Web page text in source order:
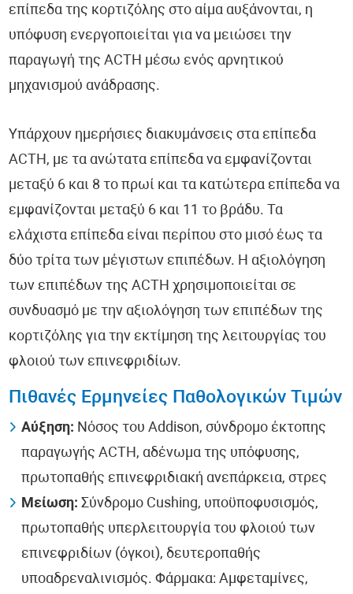
επίπεδα της κορτιζόλης στο αίμα αυξάνονται, η
υπόφυση ενεργοποιείται για να μειώσει την
παραγωγή της ACTH μέσω ενός αρνητικού
μηχανισμού ανάδρασης.
Υπάρχουν ημερήσιες διακυμάνσεις στα επίπεδα
ACTH, με τα ανώτατα επίπεδα να εμφανίζονται
μεταξύ 6 και 8 το πρωί και τα κατώτερα επίπεδα να
εμφανίζονται μεταξύ 6 και 11 το βράδυ. Τα
ελάχιστα επίπεδα είναι περίπου στο μισό έως τα
δύο τρίτα των μέγιστων επιπέδων. Η αξιολόγηση
των επιπέδων της ACTH χρησιμοποιείται σε
συνδυασμό με την αξιολόγηση των επιπέδων της
κορτιζόλης για την εκτίμηση της λειτουργίας του
φλοιού των επινεφριδίων.
Πιθανές Ερμηνείες Παθολογικών Τιμών
Αύξηση: Νόσος του Addison, σύνδρομο έκτοπης
παραγωγής ACTH, αδένωμα της υπόφυσης,
πρωτοπαθής επινεφριδιακή ανεπάρκεια, στρες
Μείωση:Σύνδρομο Cushing, υποϋποφυσισμός,
πρωτοπαθής υπερλειτουργία του φλοιού των
επινεφριδίων (όγκοι), δευτεροπαθής
υποαδρεναλινισμός. Φάρμακα: Αμφεταμίνες,